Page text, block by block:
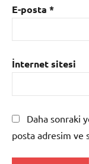
E-posta *
İnternet sitesi
Daha sonraki
posta adresim ve